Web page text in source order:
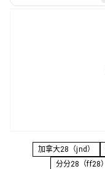
加拿大28（jnd）
分分28（ff28）